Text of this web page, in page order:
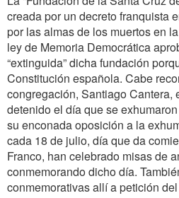
creada por un decreto franquista
por las almas de los muertos en
ley de Memoria Democrática
“extinguida” dicha fundación
Constitución española. Cabe
congregación, Santiago Cantera,
detenido el día que se
su enconada oposición a la
cada 18 de julio, día que da
Franco, han celebrado misas de
conmemorando dicho día.
conmemorativas allí a petición